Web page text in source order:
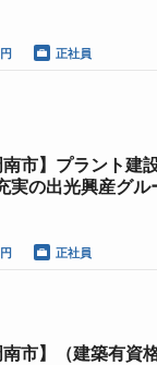
正社員
市】プラント建
実の出光興産グル
正社員
市】（建築有資